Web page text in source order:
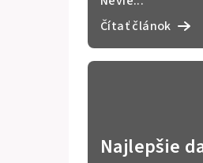
Čítať článok
Najlepšie